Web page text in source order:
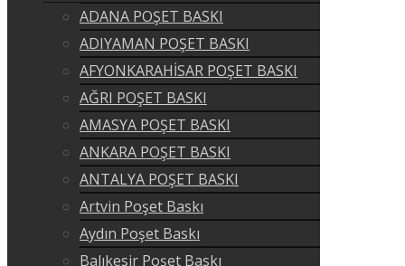
ADANA POŞET BASKI
ADIYAMAN POŞET BASKI
AFYONKARAHİSAR POŞET BASKI
AĞRI POŞET BASKI
AMASYA POŞET BASKI
ANKARA POŞET BASKI
ANTALYA POŞET BASKI
Artvin Poşet Baskı
Aydın Poşet Baskı
Balıkesir Poşet Baskı